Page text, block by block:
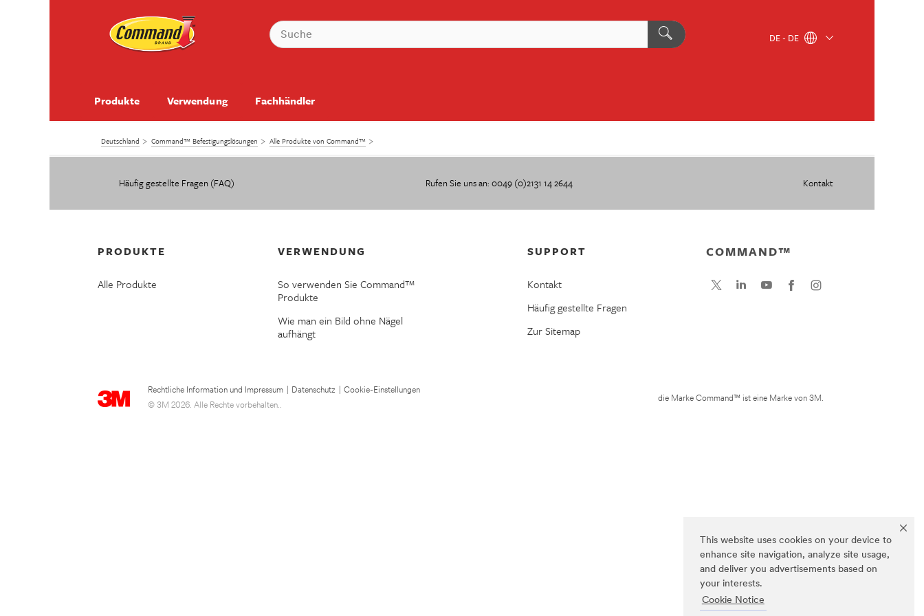
This website uses cookies on your device to
enhance site navigation, analyze site usage,
and deliver you advertisements based on
your interests.
Cookie Notice
DE - DE
Produkte Verwendung Fachhändler
Deutschland Command™ Befestigungslösungen Alle Produkte von Command™
Häufig gestellte Fragen (FAQ) Rufen Sie uns an: 0049 (0)2131 14 2644 Kontakt
PRODUKTE
Alle Produkte
VERWENDUNG
So verwenden Sie Command™
Produkte
Wie man ein Bild ohne Nägel
aufhängt
SUPPORT
Kontakt
Häufig gestellte Fragen
Zur Sitemap
Rechtliche Information und Impressum Datenschutz
Cookie-Einstellungen
© 3M 2026. Alle Rechte vorbehalten..
COMMAND™
die Marke Command™ ist eine Marke von 3M.